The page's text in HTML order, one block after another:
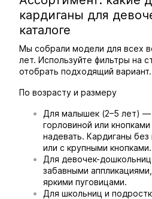
кардиганы для
каталоге
Мы собрали модели для всех
лет. Используйте фильтры на
отобрать подходящий вариант.
По возрасту и размеру
Для малышек (2–5 лет)
горловиной или
надевать. Кардиганы
или с крупными кнопками.
Для девочек-
забавными
яркими пуговицами.
Для школьниц и